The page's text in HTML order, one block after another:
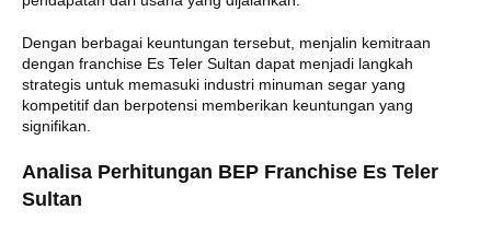
Dengan berbagai keuntungan tersebut, menjalin kemitraan
dengan franchise Es Teler Sultan dapat menjadi langkah
strategis untuk memasuki industri minuman segar yang
kompetitif dan berpotensi memberikan keuntungan yang
signifikan.
Analisa Perhitungan BEP Franchise Es Teler
Sultan